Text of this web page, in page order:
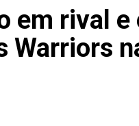
em rival e
Warriors